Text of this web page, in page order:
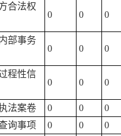
合法权
0 0 0
部事务
0 0 0
程性信
0 0 0
法案卷 0 0
0
询事项
0 0 0